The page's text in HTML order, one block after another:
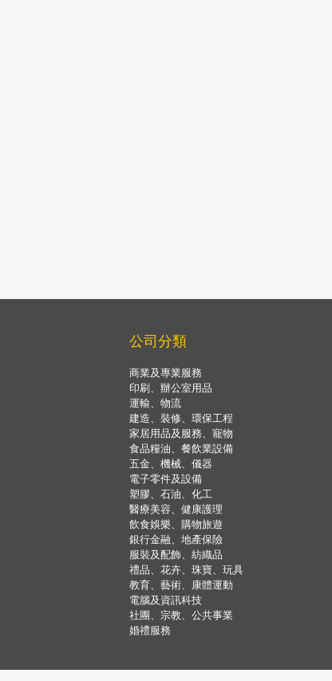
公司分類
商業及專業服務
印刷、辦公室用品
運輸、物流
建造、裝修、環保工程
家居用品及服務、寵物
食品糧油、餐飲業設備
五金、機械、儀器
電子零件及設備
塑膠、石油、化工
醫療美容、健康護理
飲食娛樂、購物旅遊
銀行金融、地產保險
服裝及配飾、紡織品
禮品、花卉、珠寶、玩具
教育、藝術、康體運動
電腦及資訊科技
社團、宗教、公共事業
婚禮服務